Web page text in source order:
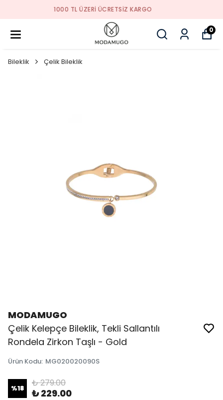
TREND ÜRÜNLER
0
Bileklik Çelik Bileklik
MODAMUGO
Çelik Kelepçe Bileklik, Tekli Sallantılı
Rondela Zirkon Taşlı - Gold
Ürün Kodu: MG020020090S
%18 ₺ 279.00
₺ 229.00